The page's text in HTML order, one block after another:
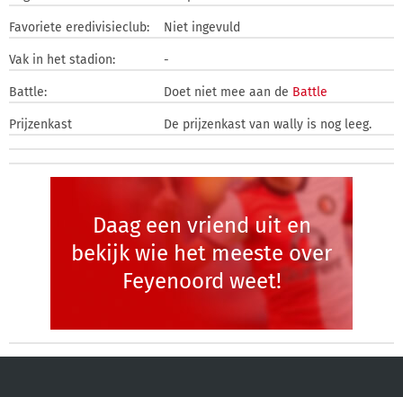
Favoriete eredivisieclub: Niet ingevuld
Vak in het stadion: -
Battle: Doet niet mee aan de Battle
Prijzenkast De prijzenkast van wally is nog leeg.
Daag een vriend uit en
bekijk wie het meeste over
Feyenoord weet!